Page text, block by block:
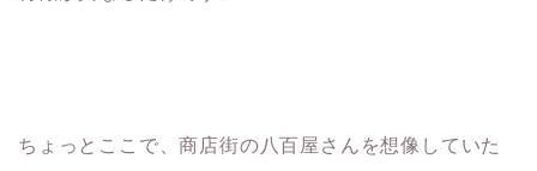
ちょっとここで、商店街の八百屋さんを想像していた